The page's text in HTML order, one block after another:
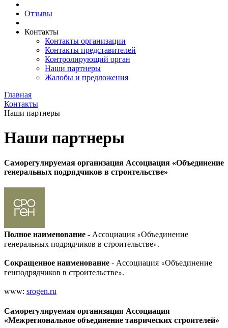
Отзывы
Контакты
Контакты организации
Контакты представителей
Контролирующий орган
Наши партнеры
Жалобы и предложения
Главная
Контакты
Наши партнеры
Наши партнеры
Саморегулируемая организация Ассоциация «Объединение
генеральных подрядчиков в строительстве»
Полное наименование - Ассоциация «Объединение
генеральных подрядчиков в строительстве».
Сокращенное наименование - Ассоциация «Объединение
генподрядчиков в строительстве».
www: srogen.ru
Саморегулируемая организация Ассоциация
«Межрегиональное объединение таврических строителей»